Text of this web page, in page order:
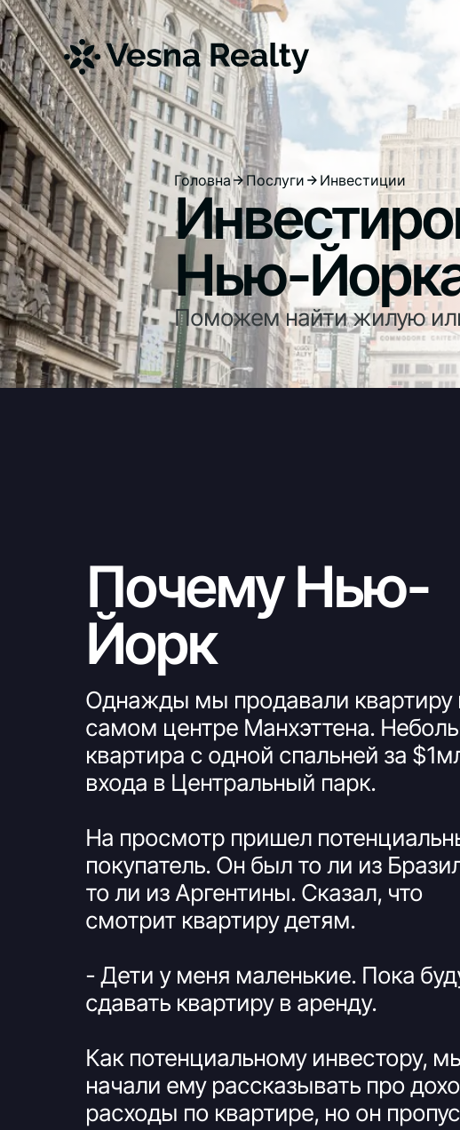
Головна Послуги Инвестиции
Нью-
Поможем найти жилую
Почему Нью-
Йорк
Однажды мы продавали квартиру
самом центре Манхэттена.
квартира с одной спальней за
входа в Центральный парк.
На просмотр пришел
покупатель. Он был то ли из
то ли из Аргентины. Сказал, что
смотрит квартиру детям.
- Дети у меня маленькие. Пока
сдавать квартиру в аренду.
Как потенциальному инвестору,
начали ему рассказывать про
расходы по квартире, но он